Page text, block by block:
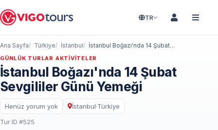
TR
Ana Sayfa Türkiye İstanbul İstanbul Boğazı'nda 14 Şubat Sevgililer Günü Yemeği
GÜNLÜK TURLAR AKTIVITELER
İstanbul Boğazı'nda 14 Şubat
Sevgililer Günü Yemeği
Henüz yorum yok İstanbul·Türkiye
Tur ID #525